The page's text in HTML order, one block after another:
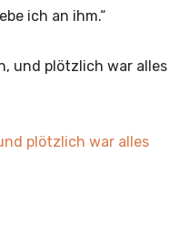
ich an ihm.“
und plötzlich war alles